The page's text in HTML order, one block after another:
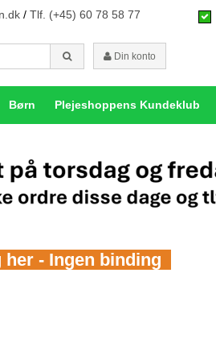
/ Tlf. (+45) 60 78 58 77
Din konto
Børn Plejeshoppens Kundeklub
- Ingen binding